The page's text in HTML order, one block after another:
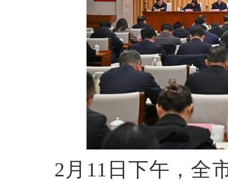
2月11日下午，全市